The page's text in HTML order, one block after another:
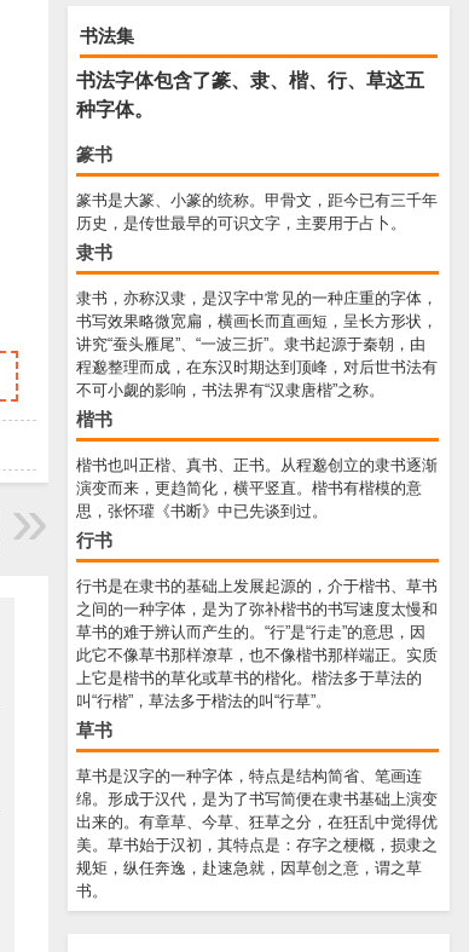
书法集
书法字体包含了篆、隶、楷、行、草这五
种字体。
篆书
篆书是大篆、小篆的统称。甲骨文，距今已有三千年
历史，是传世最早的可识文字，主要用于占卜。
隶书
隶书，亦称汉隶，是汉字中常见的一种庄重的字体，
书写效果略微宽扁，横画长而直画短，呈长方形状，
讲究“蚕头雁尾”、“一波三折”。隶书起源于秦朝，由
程邈整理而成，在东汉时期达到顶峰，对后世书法有
不可小觑的影响，书法界有“汉隶唐楷”之称。
楷书
楷书也叫正楷、真书、正书。从程邈创立的隶书逐渐
演变而来，更趋简化，横平竖直。楷书有楷模的意
思，张怀瓘《书断》中已先谈到过。
行书
行书是在隶书的基础上发展起源的，介于楷书、草书
之间的一种字体，是为了弥补楷书的书写速度太慢和
草书的难于辨认而产生的。“行”是“行走”的意思，因
此它不像草书那样潦草，也不像楷书那样端正。实质
上它是楷书的草化或草书的楷化。楷法多于草法的
叫“行楷”，草法多于楷法的叫“行草”。
草书
草书是汉字的一种字体，特点是结构简省、笔画连
绵。形成于汉代，是为了书写简便在隶书基础上演变
出来的。有章草、今草、狂草之分，在狂乱中觉得优
美。草书始于汉初，其特点是：存字之梗概，损隶之
规矩，纵任奔逸，赴速急就，因草创之意，谓之草
书。